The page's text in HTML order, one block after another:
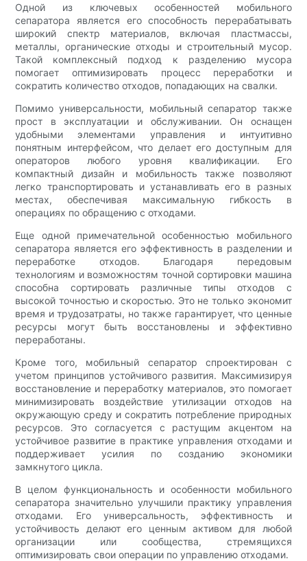
Одной из ключевых особенностей мобильного
сепаратора является его способность перерабатывать
широкий спектр материалов, включая пластмассы,
металлы, органические отходы и строительный мусор.
Такой комплексный подход к разделению мусора
помогает оптимизировать процесс переработки и
сократить количество отходов, попадающих на свалки.
Помимо универсальности, мобильный сепаратор также
прост в эксплуатации и обслуживании. Он оснащен
удобными элементами управления и интуитивно
понятным интерфейсом, что делает его доступным для
операторов любого уровня квалификации. Его
компактный дизайн и мобильность также позволяют
легко транспортировать и устанавливать его в разных
местах, обеспечивая максимальную гибкость в
операциях по обращению с отходами.
Еще одной примечательной особенностью мобильного
сепаратора является его эффективность в разделении и
переработке отходов. Благодаря передовым
технологиям и возможностям точной сортировки машина
способна сортировать различные типы отходов с
высокой точностью и скоростью. Это не только экономит
время и трудозатраты, но также гарантирует, что ценные
ресурсы могут быть восстановлены и эффективно
переработаны.
Кроме того, мобильный сепаратор спроектирован с
учетом принципов устойчивого развития. Максимизируя
восстановление и переработку материалов, это помогает
минимизировать воздействие утилизации отходов на
окружающую среду и сократить потребление природных
ресурсов. Это согласуется с растущим акцентом на
устойчивое развитие в практике управления отходами и
поддерживает усилия по созданию экономики
замкнутого цикла.
В целом функциональность и особенности мобильного
сепаратора значительно улучшили практику управления
отходами. Его универсальность, эффективность и
устойчивость делают его ценным активом для любой
организации или сообщества, стремящихся
оптимизировать свои операции по управлению отходами.